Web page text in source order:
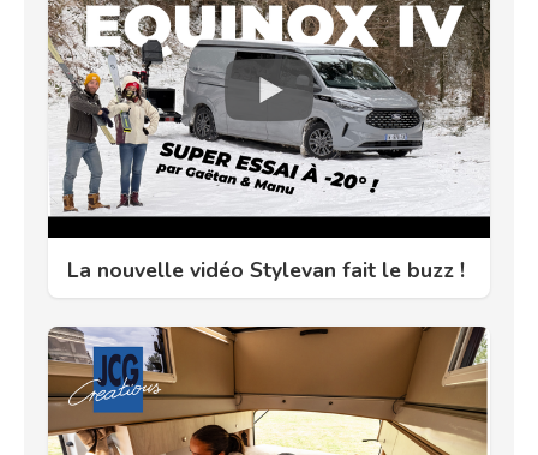
La nouvelle vidéo Stylevan fait le buzz !